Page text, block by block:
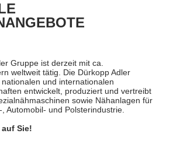
Gruppe ist derzeit mit ca.
weltweit tätig. Die Dürkopp Adler
und internationalen
entwickelt, produziert und vertreibt
sowie Nähanlagen für
Automobil- und Polsterindustrie.
Sie!